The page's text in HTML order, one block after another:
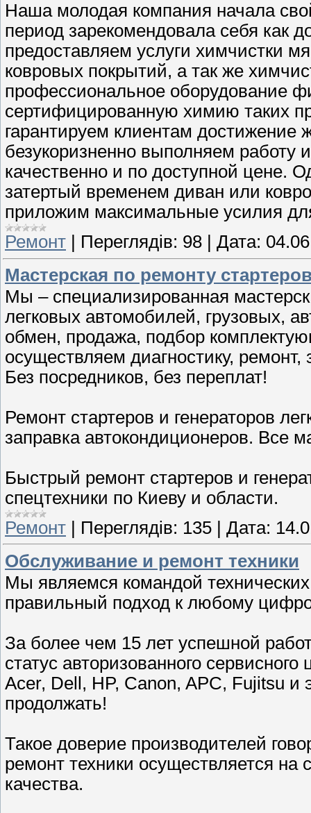
Наша молодая компания начала
период зарекомендовала себя как
предоставляем услуги химчистки
ковровых покрытий, а так же
профессиональное оборудование
сертифицированную химию таких
гарантируем клиентам достижение
безукоризненно выполняем работу
качественно и по доступной цене.
затертый временем диван или
приложим максимальные усилия
Ремонт
Переглядів: 98 Дата:
Мастерская по ремонту
Мы – специализированная
легковых автомобилей, грузовых,
обмен, продажа, подбор
осуществляем диагностику,
Без посредников, без переплат!
Ремонт стартеров и генераторов
заправка автокондиционеров. Все
Быстрый ремонт стартеров и
спецтехники по Киеву и области.
Ремонт
Переглядів: 135 Дата:
Обслуживание и ремонт техники
Мы являемся командой
правильный подход к любому
За более чем 15 лет успешной
статус авторизованного
Acer, Dell, HP, Canon, APC, Fujitsu и
продолжать!
Такое доверие производителей
ремонт техники осуществляется
качества.